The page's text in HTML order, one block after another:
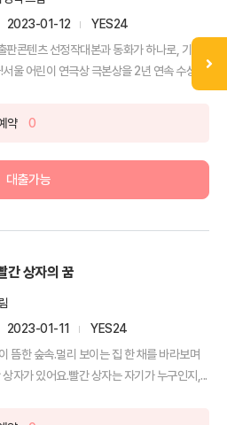
2023-01-12
YES24
콘텐츠 선정작대본과 동화가 하나로, 기발
서울 어린이 연극상 극본상을 2년 연속 수상한
약 0
대출가능
간 상자의 꿈
2023-01-11
YES24
뜸한 숲속.멀리 보이는 집 한 채를 바라보며
상자가 있어요.빨간 상자는 자기가 누구인지,...